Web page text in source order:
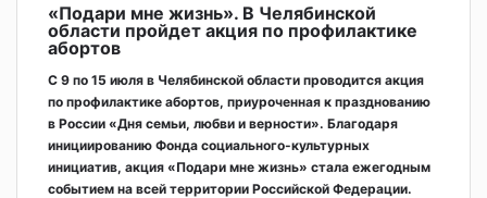
«Подари мне жизнь». В Челябинской
области пройдет акция по профилактике
абортов
С 9 по 15 июля в Челябинской области проводится акция
по профилактике абортов, приуроченная к празднованию
в России «Дня семьи, любви и верности». Благодаря
инициированию Фонда социального-культурных
инициатив, акция «Подари мне жизнь» стала ежегодным
событием на всей территории Российской Федерации.